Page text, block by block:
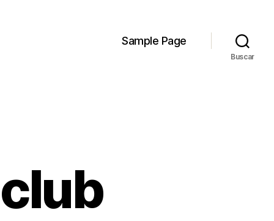
Sample Page
Buscar